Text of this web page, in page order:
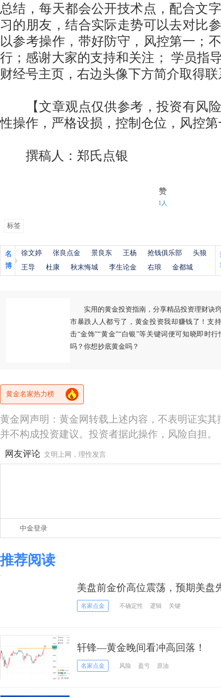
总结，每天都会公开技术点，配合文
习的朋友，结合实际走势可以去对比
以参考操作，带好防守，风控第一；
行；感谢大家的支持和关注； 学员指
财经号主页，右边头像下方简介取得
【文章观点仅供参考，投资有风险
性操作，严格设损，控制仓位，风控
撰稿人：郑氏点银
赞
1人
标签
名
博
徐文婷 张良点金 景良东 王杨 抢钱俱乐部
头狼
王导
杜康 秋末悔城 李生论金 右琅 金都城
实用的黄金投资指南，分享精品投资理财诀
市暴跌人人都亏了，黄金投资我却赚钱了！支
击“金饰”“黄金”“白银”等关键词便可知晓即时
吗？你想抄底黄金吗？
黄金名家热力榜
黄金网声明：黄金网转载上述内容，不表明证实
并不构成投资建议。投资者据此操作，风险自担。
网友评论 文明上网，理性发言
中金登录
推荐阅读
美盘前金价高位震荡，预期美盘
名家点金 不确定性 逻辑 关键
轩锋—黄金晚间看冲高回落！
名家点金 风险 盈亏 原油